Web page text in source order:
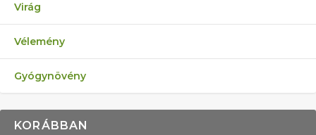
Virág
Vélemény
Gyógynövény
KORÁBBAN